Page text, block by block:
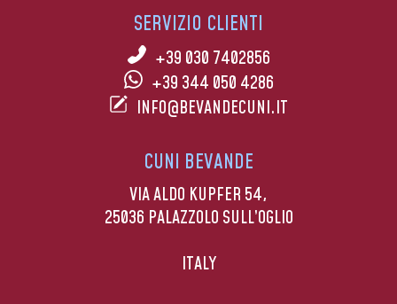
SERVIZIO CLIENTI
+39 030 7402856
+39 344 050 4286
INFO@BEVANDECUNI.IT
CUNI BEVANDE
VIA ALDO KUPFER 54,
25036 PALAZZOLO SULL’OGLIO
ITALY